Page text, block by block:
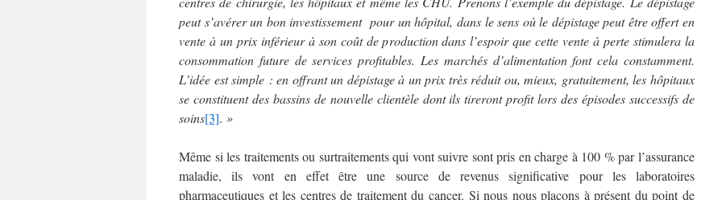
peut s’avérer un bon investissement pour un hôpital, dans le sens où le dépistage peut être offert en
vente à un prix inférieur à son coût de production dans l’espoir que cette vente à perte stimulera la
consommation future de services profitables. Les marchés d’alimentation font cela constamment.
L’idée est simple : en offrant un dépistage à un prix très réduit ou, mieux, gratuitement, les hôpitaux
se constituent des bassins de nouvelle clientèle dont ils tireront profit lors des épisodes successifs de
soins[3]. »
Même si les traitements ou surtraitements qui vont suivre sont pris en charge à 100 % par l’assurance
maladie, ils vont en effet être une source de revenus significative pour les laboratoires
pharmaceutiques et les centres de traitement du cancer. Si nous nous plaçons à présent du point de